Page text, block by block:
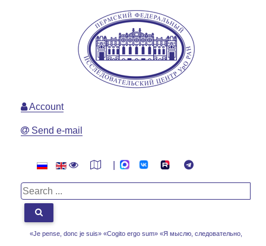
«Je pense, donc je suis» «Cogito ergo sum» «Я мыслю, следовательно,
Account
Send e-mail